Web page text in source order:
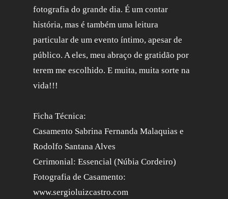
fotografia do grande dia. É um contar
história, mas é também uma leitura
particular de um evento íntimo, apesar de
público. A eles, meu abraço de gratidão por
terem me escolhido. E muita, muita sorte na
vida!!!
Ficha Técnica:
Casamento Sabrina Fernanda Malaquias e
Rodolfo Santana Alves
Cerimonial: Essencial (Núbia Cordeiro)
Fotografia de Casamento:
www.sergioluizcastro.com